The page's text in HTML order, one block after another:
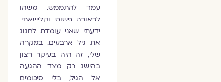
עמד להתממש. משהו
לכאורה פשוט וקלישאתי.
ידעתי שאני עומדת לחגוג
את גיל ארבעים. במקרה
שלי, זה היה בעיקר רצון
בהישג רק מצד ההגעה
אל הגיל, בלי סיכומים